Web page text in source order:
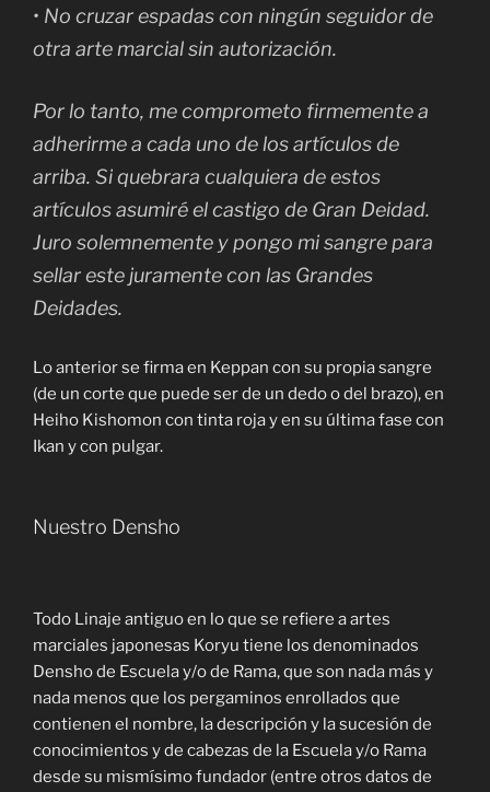
• No cruzar espadas con ningún seguidor de
otra arte marcial sin autorización.
Por lo tanto, me comprometo firmemente a
adherirme a cada uno de los artículos de
arriba. Si quebrara cualquiera de estos
artículos asumiré el castigo de Gran Deidad.
Juro solemnemente y pongo mi sangre para
sellar este juramente con las Grandes
Deidades.
Lo anterior se firma en Keppan con su propia sangre
(de un corte que puede ser de un dedo o del brazo), en
Heiho Kishomon con tinta roja y en su última fase con
Ikan y con pulgar.
Nuestro Densho
Todo Linaje antiguo en lo que se refiere a artes
marciales japonesas Koryu tiene los denominados
Densho de Escuela y/o de Rama, que son nada más y
nada menos que los pergaminos enrollados que
contienen el nombre, la descripción y la sucesión de
conocimientos y de cabezas de la Escuela y/o Rama
desde su mismísimo fundador (entre otros datos de